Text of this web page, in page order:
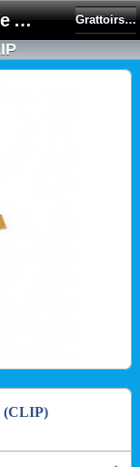
toutOtop' - Matériel de nettoyage, produit d'entretien, lubrifiant pour professionnel et particulier Grattoirs à vitres et lames
(CLIP)